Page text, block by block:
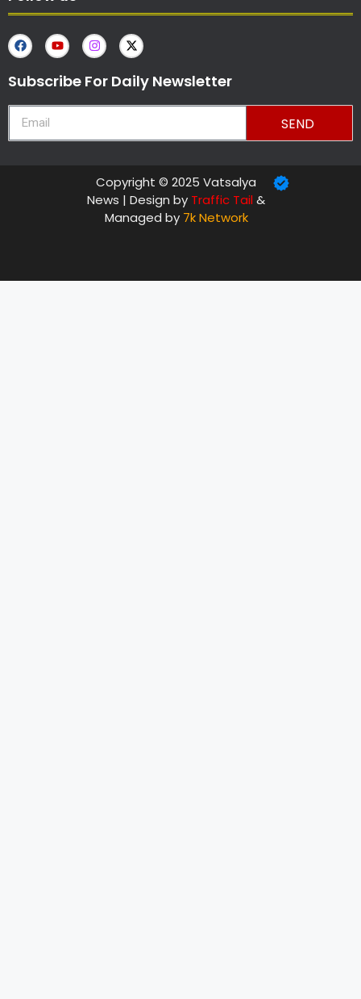
Subscribe For Daily Newsletter
SEND
Copyright © 2025 Vatsalya
News | Design by Traffic Tail&
Managed by 7k Network